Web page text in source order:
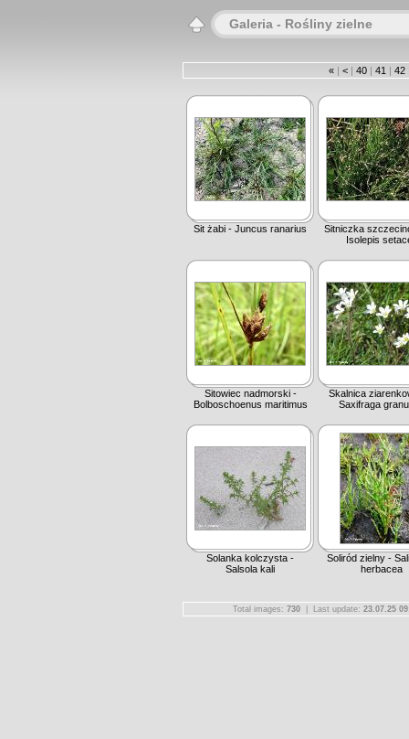
Galeria - Rośliny zielne
«| < | 40 | 41 | 42
Sit żabi - Juncus ranarius
Sitniczka
Isolepis
Sitowiec nadmorski -
Bolboschoenus maritimus
Skalnica
Saxifraga
Solanka kolczysta -
Salsola kali
Soliród zielny -
herbacea
Total images: 730| Last update: 23.07.25